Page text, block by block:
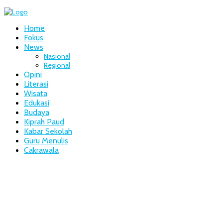
Home
Fokus
News
Nasional
Regional
Opini
Literasi
Wisata
Edukasi
Budaya
Kiprah Paud
Kabar Sekolah
Guru Menulis
Cakrawala